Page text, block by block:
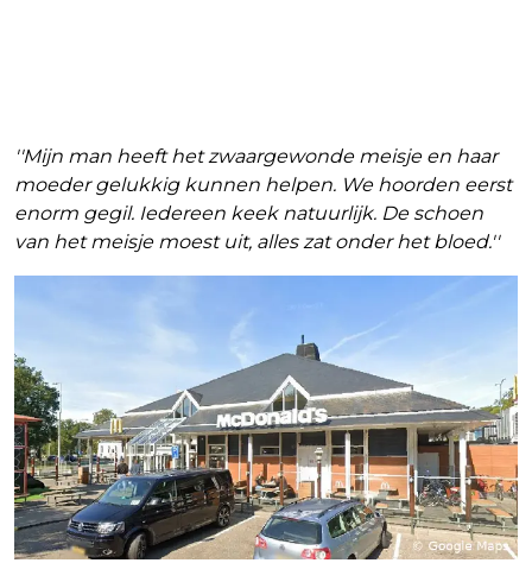
''Mijn man heeft het zwaargewonde meisje en haar
moeder gelukkig kunnen helpen. We hoorden eerst
enorm gegil. Iedereen keek natuurlijk. De schoen
van het meisje moest uit, alles zat onder het bloed.''